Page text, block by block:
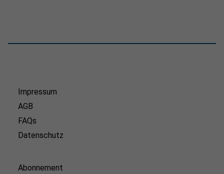
Impressum
AGB
FAQs
Datenschutz
Abonnement